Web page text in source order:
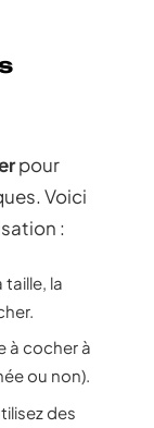
pour
Voici
:
taille, la
à cocher à
ou non).
des